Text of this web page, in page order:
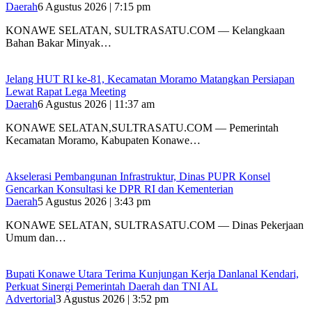
Daerah6 Agustus 2026 | 7:15 pm
‎KONAWE SELATAN, SULTRASATU.COM — Kelangkaan
Bahan Bakar Minyak…
‎Jelang HUT RI ke-81, Kecamatan Moramo Matangkan Persiapan
Lewat Rapat Lega Meeting
Daerah6 Agustus 2026 | 11:37 am
KONAWE SELATAN,SULTRASATU.COM — Pemerintah
Kecamatan Moramo, Kabupaten Konawe…
Akselerasi Pembangunan Infrastruktur, Dinas PUPR Konsel
Gencarkan Konsultasi ke DPR RI dan Kementerian
Daerah5 Agustus 2026 | 3:43 pm
KONAWE SELATAN, SULTRASATU.COM — Dinas Pekerjaan
Umum dan…
Bupati Konawe Utara Terima Kunjungan Kerja Danlanal Kendari,
Perkuat Sinergi Pemerintah Daerah dan TNI AL
Advertorial3 Agustus 2026 | 3:52 pm